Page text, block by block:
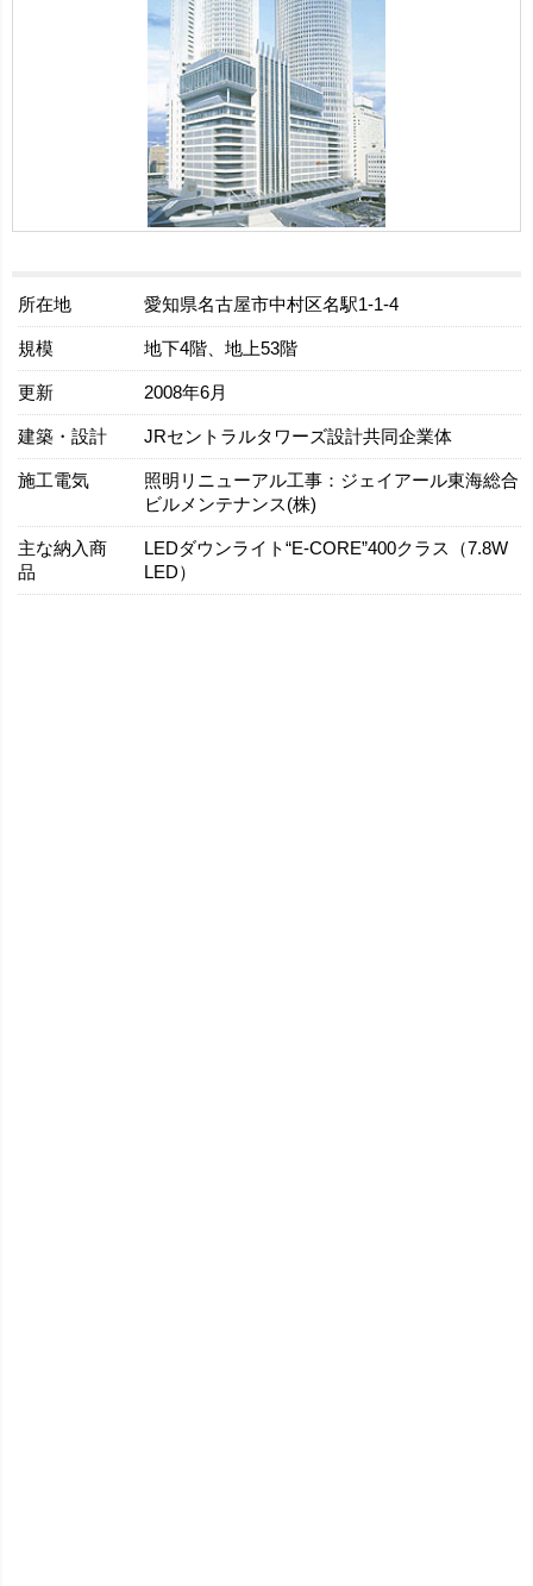
所在地 愛知県名古屋市中村区名駅1-1-4
規模 地下4階、地上53階
更新 2008年6月
建築・設計 JRセントラルタワーズ設計共同企業体
施工電気
照明リニューアル工事：ジェイアール東海総合
ビルメンテナンス(株)
主な納入商
品
LEDダウンライト“E-CORE”400クラス（7.8W
LED）